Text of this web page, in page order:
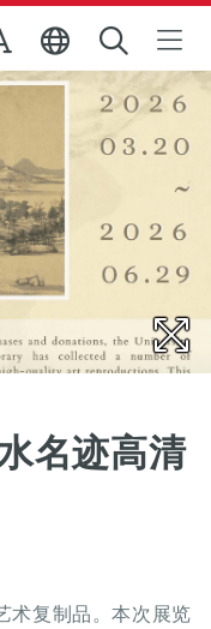
名迹高清
术复制品。本次展览